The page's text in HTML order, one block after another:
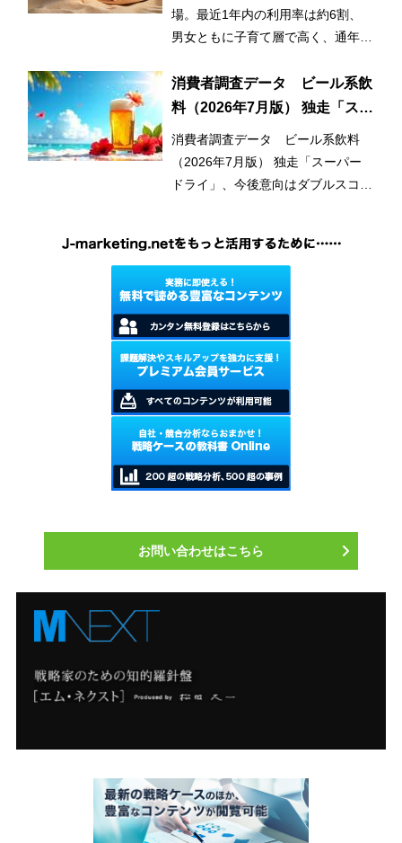
早期化・長期化する日焼け止め
市場
場。最近1年内の利用率は約6割、
男女ともに子育て層で高く、通年利
とつの要因となっている。
消費者調査データ ビール系飲
料（2026年7月版） 独走「スー
パードライ」、今後意向はダブ
ルスコアに
消費者調査データ ビール系飲料
（2026年7月版） 独走「スーパー
ドライ」、今後意向はダブルスコア
お問い合わせはこちら